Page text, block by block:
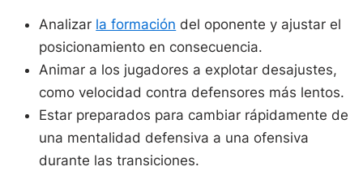
Analizar la formación del oponente y ajustar el
posicionamiento en consecuencia.
Animar a los jugadores a explotar desajustes,
como velocidad contra defensores más lentos.
Estar preparados para cambiar rápidamente de
una mentalidad defensiva a una ofensiva
durante las transiciones.